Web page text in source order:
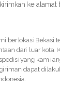
ke alamat
berlokasi Bekasi
dari luar kota.
yang kami
dapat